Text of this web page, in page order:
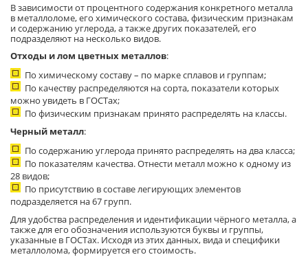
В зависимости от процентного содержания конкретного металла
в металлоломе, его химического состава, физическим признакам
и содержанию углерода, а также других показателей, его
подразделяют на несколько видов.
Отходы и лом цветных металлов:
По химическому составу – по марке сплавов и группам;
По качеству распределяются на сорта, показатели которых
можно увидеть в ГОСТах;
По физическим признакам принято распределять на классы.
Черный металл:
По содержанию углерода принято распределять на два класса;
По показателям качества. Отнести металл можно к одному из
28 видов;
По присутствию в составе легирующих элементов
подразделяется на 67 групп.
Для удобства распределения и идентификации чёрного металла, а
также для его обозначения используются буквы и группы,
указанные в ГОСТах. Исходя из этих данных, вида и специфики
металлолома, формируется его стоимость.